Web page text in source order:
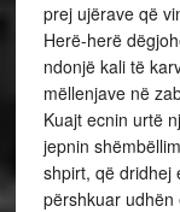
prej ujërave që
Herë-herë
ndonjë kali të
mëllenjave në
Kuajt ecnin urtë
jepnin
shpirt, që dridhej
përshkuar